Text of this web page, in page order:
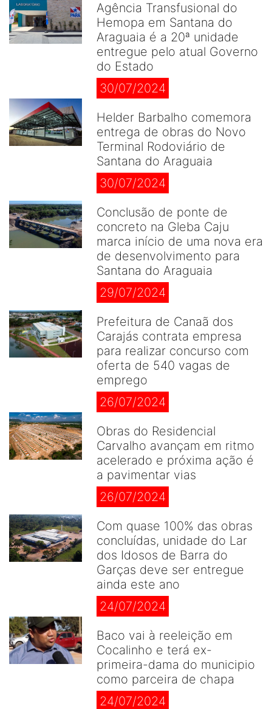
Agência Transfusional do
Hemopa em Santana do
Araguaia é a 20ª unidade
entregue pelo atual Governo
do Estado
30/07/2024
Helder Barbalho comemora
entrega de obras do Novo
Terminal Rodoviário de
Santana do Araguaia
30/07/2024
Conclusão de ponte de
concreto na Gleba Caju
marca início de uma nova era
de desenvolvimento para
Santana do Araguaia
29/07/2024
Prefeitura de Canaã dos
Carajás contrata empresa
para realizar concurso com
oferta de 540 vagas de
emprego
26/07/2024
Obras do Residencial
Carvalho avançam em ritmo
acelerado e próxima ação é
a pavimentar vias
26/07/2024
Com quase 100% das obras
concluídas, unidade do Lar
dos Idosos de Barra do
Garças deve ser entregue
ainda este ano
24/07/2024
Baco vai à reeleição em
Cocalinho e terá ex-
primeira-dama do municipio
como parceira de chapa
24/07/2024